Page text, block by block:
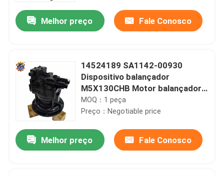
Melhor preço Fale Conosco
14524189 SA1142-00930
Dispositivo balançador
M5X130CHB Motor balançador
para escavadeira EC210B
MOQ：1 peça
Preço：Negotiable price
Melhor preço Fale Conosco